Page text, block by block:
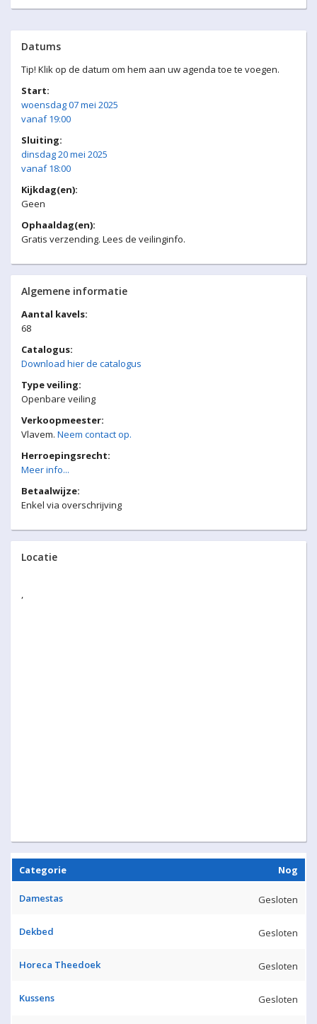
Datums
Tip! Klik op de datum om hem aan uw agenda toe te voegen.
Start:
woensdag 07 mei 2025
vanaf 19:00
Sluiting:
dinsdag 20 mei 2025
vanaf 18:00
Kijkdag(en):
Geen
Ophaaldag(en):
Gratis verzending. Lees de veilinginfo.
Algemene informatie
Aantal kavels:
68
Catalogus:
Download hier de catalogus
Type veiling:
Openbare veiling
Verkoopmeester:
Vlavem. Neem contact op.
Herroepingsrecht:
Meer info...
Betaalwijze:
Enkel via overschrijving
Locatie
,
Categorie Nog
Damestas Gesloten
Dekbed Gesloten
Horeca Theedoek Gesloten
Kussens Gesloten